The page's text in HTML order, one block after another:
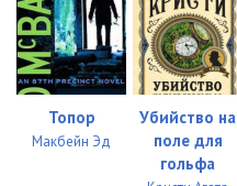
Топор
Макбейн Эд
Убийство на
поле для
гольфа